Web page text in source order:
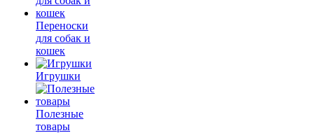
Переноски
для собак и
кошек
Игрушки
Полезные
товары